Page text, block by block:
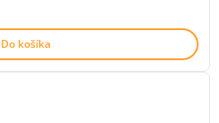
Do košíka